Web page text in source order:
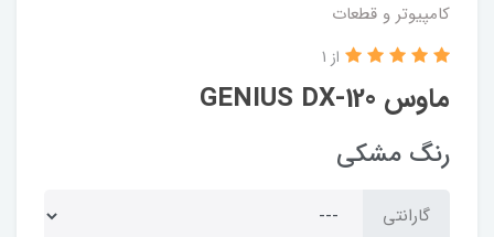
کامپیوتر و قطعات
ماوس GENIUS DX-120
از 1
رنگ مشکی
گارانتی